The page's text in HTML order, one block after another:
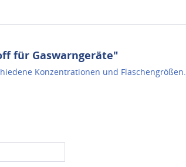
für Gaswarngeräte"
Konzentrationen und Flaschengrößen.